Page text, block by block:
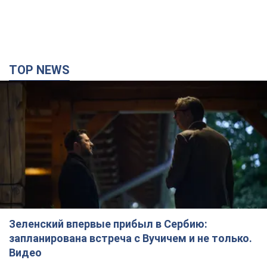
TOP NEWS
Зеленский впервые прибыл в Сербию:
запланирована встреча с Вучичем и не только.
Видео